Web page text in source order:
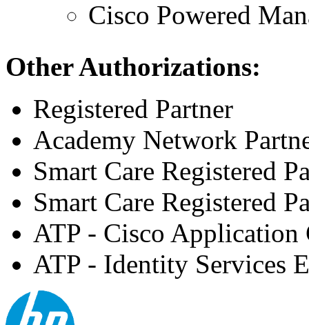
Cisco Powered
Other Authorizations:
Registered Partner
Academy Network
Smart Care Registered
Smart Care Registered
ATP - Cisco Application
ATP - Identity Services